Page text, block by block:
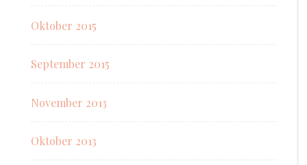
Oktober 2015
September 2015
November 2013
Oktober 2013